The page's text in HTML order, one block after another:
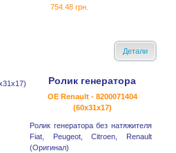
754.48 грн.
Детали
Ролик генератора
OE Renault - 8200071404
(60x31x17)
Ролик генератора без натяжителя
Fiat, Peugeot, Citroen, Renault
(Оригинал)